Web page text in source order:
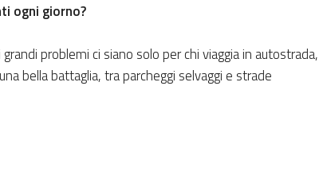
ogni giorno?
problemi ci siano solo per chi viaggia in autostrada,
bella battaglia, tra parcheggi selvaggi e strade